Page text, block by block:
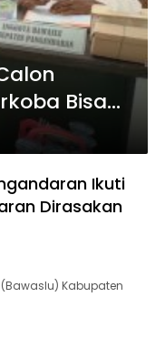
Bisa
Ikuti
Dirasakan
(Bawaslu) Kabupaten